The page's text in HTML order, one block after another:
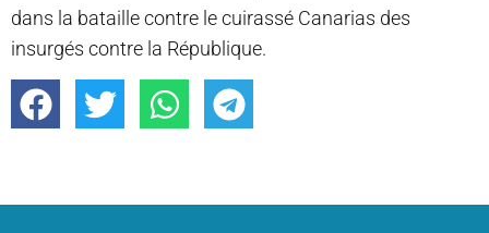
dans la bataille contre le cuirassé Canarias des
insurgés contre la République.